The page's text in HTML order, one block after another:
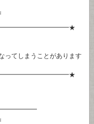
━━━━━━━━━━━━━★
てしまうことがあります